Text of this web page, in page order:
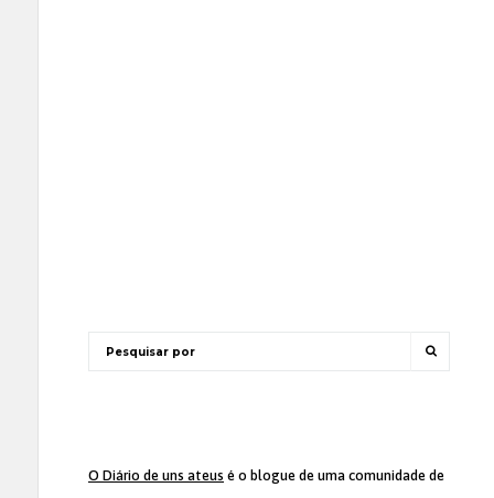
O Diário de uns ateus é o blogue de uma comunidade de